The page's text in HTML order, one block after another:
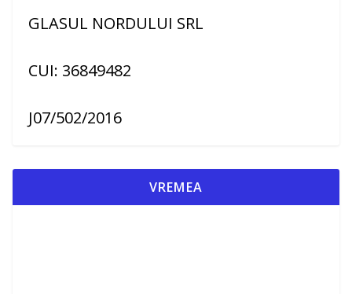
GLASUL NORDULUI SRL
CUI: 36849482
J07/502/2016
VREMEA